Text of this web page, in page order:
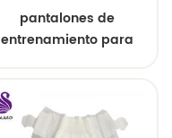
pantalones de
entrenamiento para